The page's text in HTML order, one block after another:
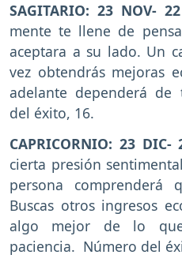
SAGITARIO: 23 NOV-
mente te llene de
aceptara a su lado. Un
vez obtendrás mejoras
adelante dependerá de
del éxito, 16.
CAPRICORNIO: 23 DIC-
cierta presión
persona comprenderá
Buscas otros ingresos
algo mejor de lo
paciencia. Número del